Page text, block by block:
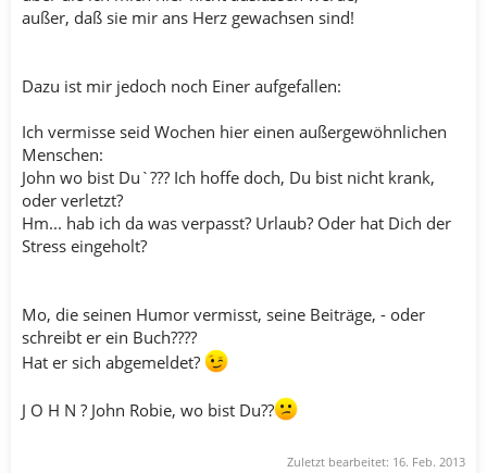
außer, daß sie mir ans Herz gewachsen sind!
Dazu ist mir jedoch noch Einer aufgefallen:
Ich vermisse seid Wochen hier einen außergewöhnlichen
Menschen:
John wo bist Du`??? Ich hoffe doch, Du bist nicht krank,
oder verletzt?
Hm... hab ich da was verpasst? Urlaub? Oder hat Dich der
Stress eingeholt?
Mo, die seinen Humor vermisst, seine Beiträge, - oder
schreibt er ein Buch????
Hat er sich abgemeldet?
J O H N ? John Robie, wo bist Du??
Zuletzt bearbeitet: 16. Feb. 2013